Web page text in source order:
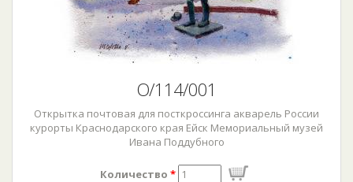
О/114/001
Открытка почтовая для посткроссинга акварель России
курорты Краснодарского края Ейск Мемориальный музей
Ивана Поддубного
Количество *